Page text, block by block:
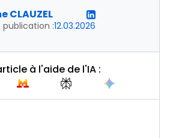
CLAUZEL
publication :12.03.2026
à l'aide de l'IA :